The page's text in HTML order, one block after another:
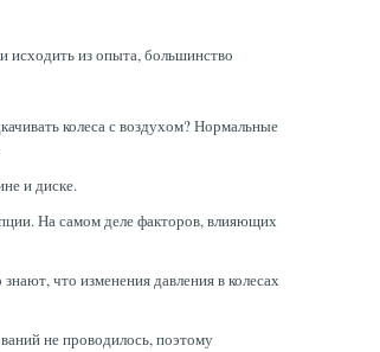
исходить из опыта, большинство
колеса с воздухом? Нормальные
и диске.
На самом деле факторов, влияющих
что изменения давления в колесах
не проводилось, поэтому